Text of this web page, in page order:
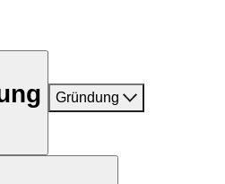
Gründung